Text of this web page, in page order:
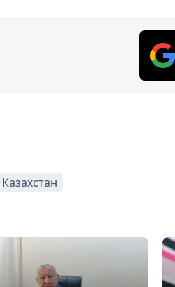
Казахстан